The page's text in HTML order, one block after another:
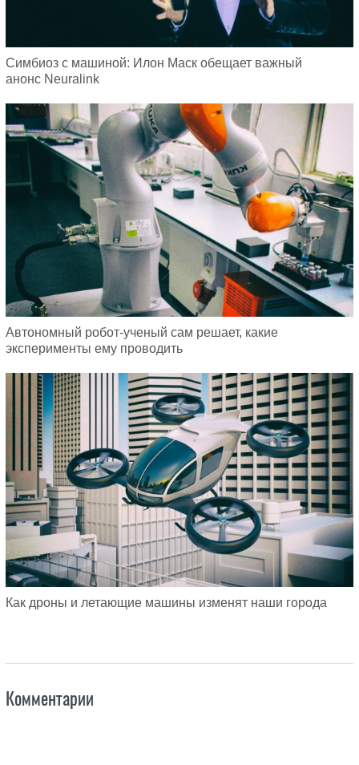
Симбиоз с машиной: Илон Маск обещает важный
анонс Neuralink
Автономный робот-ученый сам решает, какие
эксперименты ему проводить
Как дроны и летающие машины изменят наши города
Комментарии